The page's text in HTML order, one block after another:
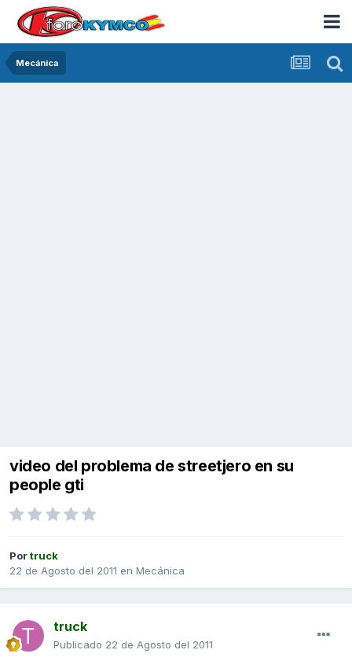
Mecánica
video del problema de streetjero en su
people gti
Portruck
22 de Agosto del 2011 en Mecánica
truck
Publicado 22 de Agosto del 2011